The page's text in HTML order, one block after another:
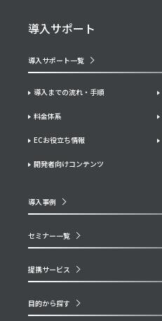
導入サポート
導入サポート一覧
導入までの流れ・手順
料金体系
ECお役立ち情報
開発者向けコンテンツ
導入事例
セミナー一覧
提携サービス
目的から探す